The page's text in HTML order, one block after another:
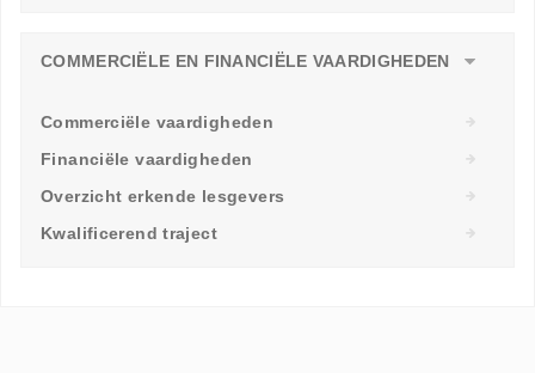
COMMERCIËLE EN FINANCIËLE VAARDIGHEDEN
Commerciële vaardigheden
Financiële vaardigheden
Overzicht erkende lesgevers
Kwalificerend traject